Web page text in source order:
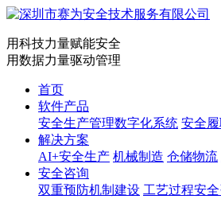
用科技力量赋能安全
用数据力量驱动管理
首页
软件产品
安全生产管理数字化系统 安全
解决方案
AI+安全生产 机械制造 仓储物流
安全咨询
双重预防机制建设 工艺过程安